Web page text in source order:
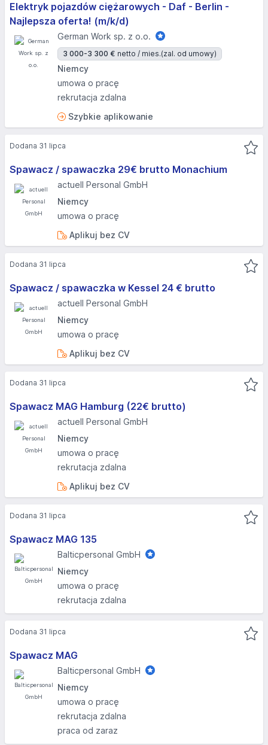
Elektryk pojazdów ciężarowych - Daf - Berlin -
Najlepsza oferta! (m/k/d)
German Work sp. z o.o.
3 000-3 300 € netto / mies.(zal. od umowy)
Niemcy
umowa o pracę
rekrutacja zdalna
Szybkie aplikowanie
Spawacz / spawaczka 29€ brutto Monachium
actuell Personal GmbH
Niemcy
umowa o pracę
Aplikuj bez CV
Dodana 31 lipca
Spawacz / spawaczka w Kessel 24 € brutto
actuell Personal GmbH
Niemcy
umowa o pracę
Aplikuj bez CV
Dodana 31 lipca
Spawacz MAG Hamburg (22€ brutto)
actuell Personal GmbH
Niemcy
umowa o pracę
rekrutacja zdalna
Aplikuj bez CV
Dodana 31 lipca
Spawacz MAG 135
Balticpersonal GmbH
Niemcy
umowa o pracę
rekrutacja zdalna
Dodana 31 lipca
Spawacz MAG
Balticpersonal GmbH
Niemcy
umowa o pracę
rekrutacja zdalna
praca od zaraz
Dodana 31 lipca